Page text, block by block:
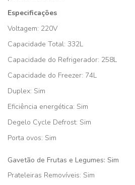
Especificações
Voltagem: 220V
Capacidade Total: 332L
Capacidade do Refrigerador: 258L
Capacidade do Freezer: 74L
Duplex: Sim
Eficiência energética: Sim
Degelo Cycle Defrost: Sim
Porta ovos: Sim
Gavetão de Frutas e Legumes: Sim
Prateleiras Removíveis: Sim